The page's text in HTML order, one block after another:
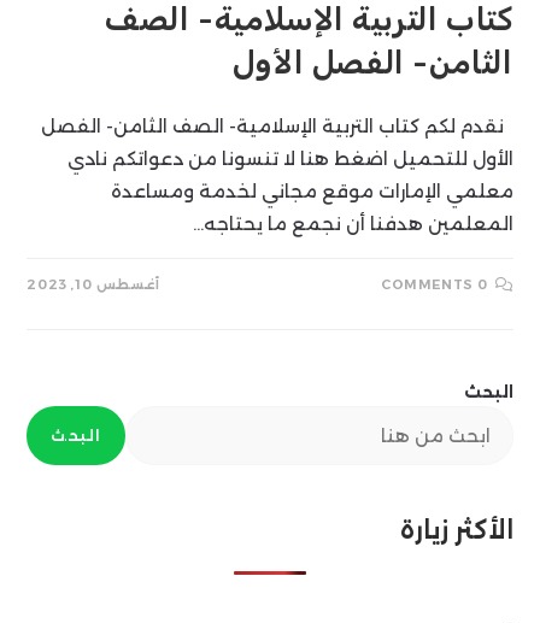
كتاب التربية الإسلامية- الصف
الثامن- الفصل الأول
نقدم لكم كتاب التربية الإسلامية- الصف الثامن- الفصل
الأول للتحميل اضغط هنا لا تنسونا من دعواتكم نادي
معلمي الإمارات موقع مجاني لخدمة ومساعدة
المعلمين هدفنا أن نجمع ما يحتاجه…
0 COMMENTS أغسطس 10, 2023
البحث
البحث
الأكثر زيارة